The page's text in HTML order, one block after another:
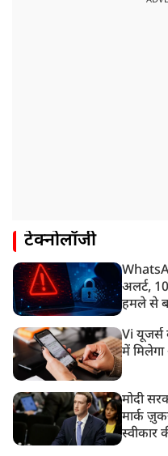
टेक्नोलॉजी
अलर्ट,
हमले से
Vi
में
मोदी
मार्क
स्वीकार